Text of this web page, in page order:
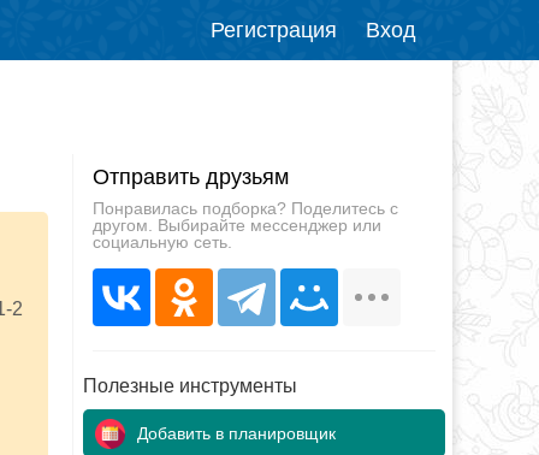
Регистрация Вход
2
Отправить друзьям
Понравилась подборка? Поделитесь с
другом. Выбирайте мессенджер или
социальную сеть.
Полезные инструменты
Добавить в планировщик